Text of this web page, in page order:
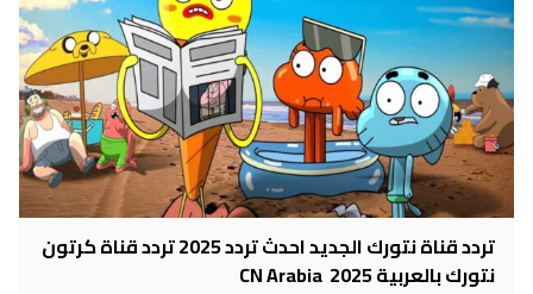
تردد قناة نتورك الجديد احدث تردد 2025 تردد قناة كرتون
نتورك بالعربية 2025 CN Arabia